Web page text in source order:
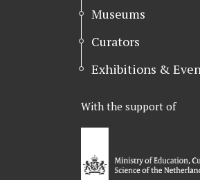
Museums
Curators
Exhibitions &
With the support of